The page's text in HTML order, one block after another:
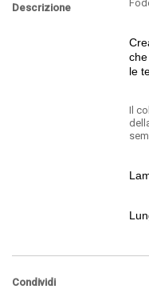
Descrizione
le
Il
Condividi